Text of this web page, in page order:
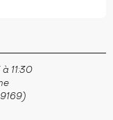
11:30
)